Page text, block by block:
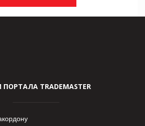
TRADEMASTER